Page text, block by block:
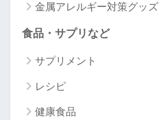
金属アレルギー対策グッズ
食品・サプリなど
サプリメント
レシピ
健康食品